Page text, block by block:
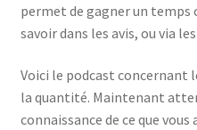
permet de gagner un
savoir dans les avis, ou via
Voici le podcast concernant
la quantité. Maintenant
connaissance de ce que